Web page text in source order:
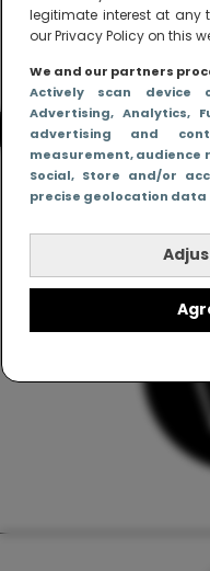
legitimate interest at any
our Privacy Policy on this
We and our partners
Actively scan device
Advertising, Analytics,
advertising and
measurement, audience
Social, Store and/or
precise geolocation data